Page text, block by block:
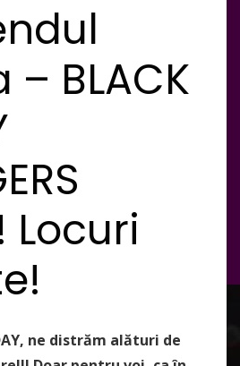
BLACK
Locuri
ne distrăm alături de